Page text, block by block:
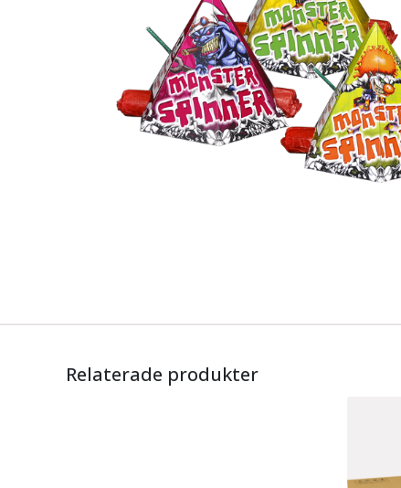
Relaterade produkter